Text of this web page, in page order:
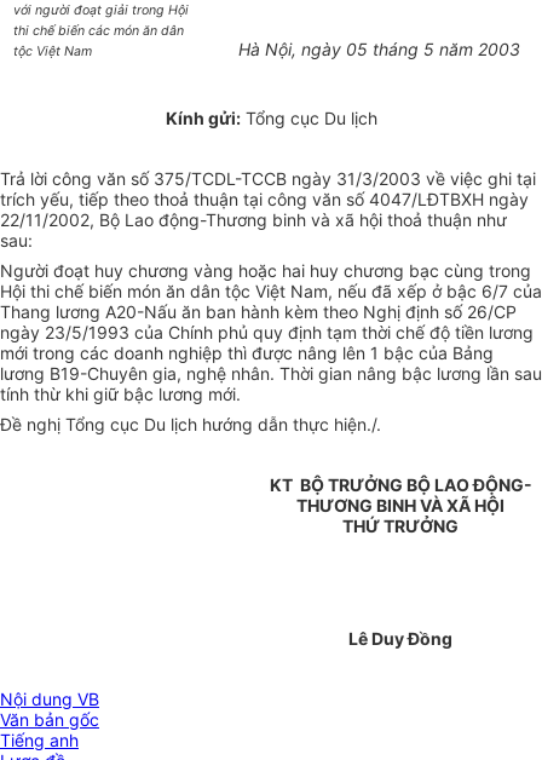
với người đoạt giải trong Hội
thi chế biến các món ăn dân
tộc Việt Nam
Hà Nội, ngày 05 tháng 5 năm 2003
Kính gửi:Tổng cục Du lịch
Trả lời công văn số 375/TCDL-TCCB ngày 31/3/2003 về việc ghi tại
trích yếu, tiếp theo thoả thuận tại công văn số 4047/LĐTBXH ngày
22/11/2002, Bộ Lao động-Thương binh và xã hội thoả thuận như
sau:
Người đoạt huy chương vàng hoặc hai huy chương bạc cùng trong
Hội thi chế biến món ăn dân tộc Việt Nam, nếu đã xếp ở bậc 6/7 của
Thang lương A20-Nấu ăn ban hành kèm theo Nghị định số 26/CP
ngày 23/5/1993 của Chính phủ quy định tạm thời chế độ tiền lương
mới trong các doanh nghiệp thì được nâng lên 1 bậc của Bảng
lương B19-Chuyên gia, nghệ nhân. Thời gian nâng bậc lương lần sau
tính thừ khi giữ bậc lương mới.
Đề nghị Tổng cục Du lịch hướng dẫn thực hiện./.
KT BỘ TRƯỞNG BỘ LAO ĐỘNG-
THƯƠNG BINH VÀ XÃ HỘI
THỨ TRƯỞNG
Lê Duy Đồng
Nội dung VB
Văn bản gốc
Tiếng anh